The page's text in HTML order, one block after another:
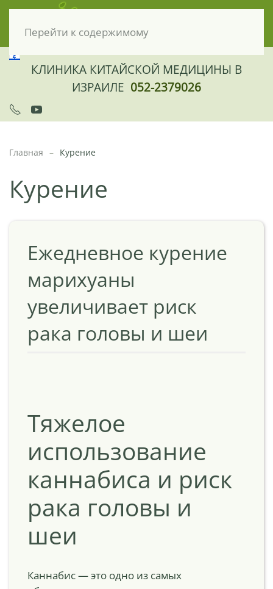
Перейти к содержимому
КЛИНИКА КИТАЙСКОЙ МЕДИЦИНЫ В
ИЗРАИЛЕ 052-2379026
Главная Курение
Курение
Ежедневное курение
марихуаны
увеличивает риск
рака головы и шеи
Тяжелое
использование
каннабиса и риск
рака головы и
шеи
Каннабис — это одно из самых